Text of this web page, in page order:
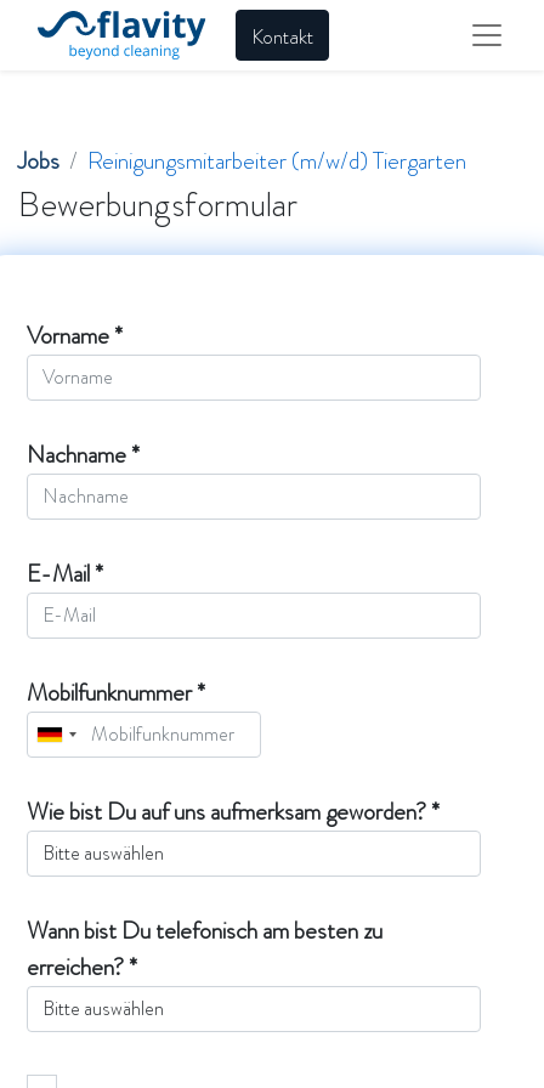
Kontakt
Jobs Reinigungsmitarbeiter (m/w/d) Tiergarten
Bewerbungsformular
Vorname *
Nachname *
E-Mail *
Mobilfunknummer *
Wie bist Du auf uns aufmerksam geworden? *
Wann bist Du telefonisch am besten zu
erreichen? *